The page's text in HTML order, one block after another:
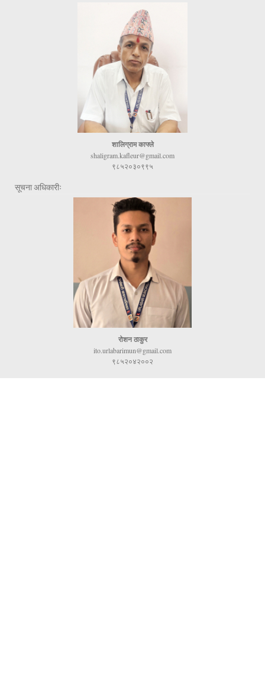
शालिग्राम काफ्ले
shaligram.kafleur@gmail.com
९८५२०३०९९५
सूचना अधिकारीः
रोशन ठाकुर
ito.urlabarimun@gmail.com
९८५२०४२००२